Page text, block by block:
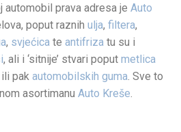
prava adresa je Auto
poput raznih ulja, filtera,
, svjećica te antifriza tu su i
, ali i ‘sitnije’ stvari poput metlica
pak automobilskih guma. Sve to
asortimanu Auto Kreše.